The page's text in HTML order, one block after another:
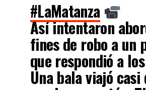
#LaMatanza
Así intentaron
fines de robo a un
que respondió a
Una bala viajó casi